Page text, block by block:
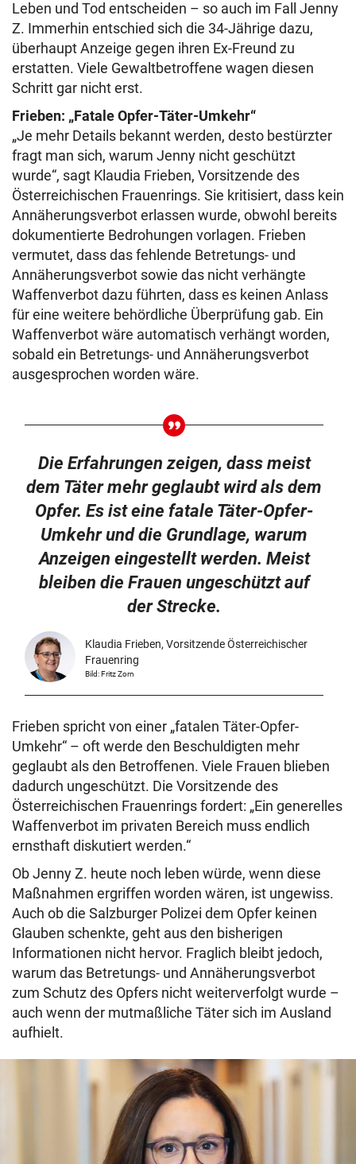
Leben und Tod entscheiden – so auch im Fall Jenny
Z. Immerhin entschied sich die 34-Jährige dazu,
überhaupt Anzeige gegen ihren Ex-Freund zu
erstatten. Viele Gewaltbetroffene wagen diesen
Schritt gar nicht erst.
Frieben: „Fatale Opfer-Täter-Umkehr“
„Je mehr Details bekannt werden, desto bestürzter
fragt man sich, warum Jenny nicht geschützt
wurde“, sagt Klaudia Frieben, Vorsitzende des
Österreichischen Frauenrings. Sie kritisiert, dass kein
Annäherungsverbot erlassen wurde, obwohl bereits
dokumentierte Bedrohungen vorlagen. Frieben
vermutet, dass das fehlende Betretungs- und
Annäherungsverbot sowie das nicht verhängte
Waffenverbot dazu führten, dass es keinen Anlass
für eine weitere behördliche Überprüfung gab. Ein
Waffenverbot wäre automatisch verhängt worden,
sobald ein Betretungs- und Annäherungsverbot
ausgesprochen worden wäre.
Die Erfahrungen zeigen, dass meist
dem Täter mehr geglaubt wird als dem
Opfer. Es ist eine fatale Täter-Opfer-
Umkehr und die Grundlage, warum
Anzeigen eingestellt werden. Meist
bleiben die Frauen ungeschützt auf
der Strecke.
Klaudia Frieben, Vorsitzende Österreichischer
Frauenring
Bild: Fritz Zorn
Frieben spricht von einer „fatalen Täter-Opfer-
Umkehr“ – oft werde den Beschuldigten mehr
geglaubt als den Betroffenen. Viele Frauen blieben
dadurch ungeschützt. Die Vorsitzende des
Österreichischen Frauenrings fordert: „Ein generelles
Waffenverbot im privaten Bereich muss endlich
ernsthaft diskutiert werden.“
Ob Jenny Z. heute noch leben würde, wenn diese
Maßnahmen ergriffen worden wären, ist ungewiss.
Auch ob die Salzburger Polizei dem Opfer keinen
Glauben schenkte, geht aus den bisherigen
Informationen nicht hervor. Fraglich bleibt jedoch,
warum das Betretungs- und Annäherungsverbot
zum Schutz des Opfers nicht weiterverfolgt wurde –
auch wenn der mutmaßliche Täter sich im Ausland
aufhielt.